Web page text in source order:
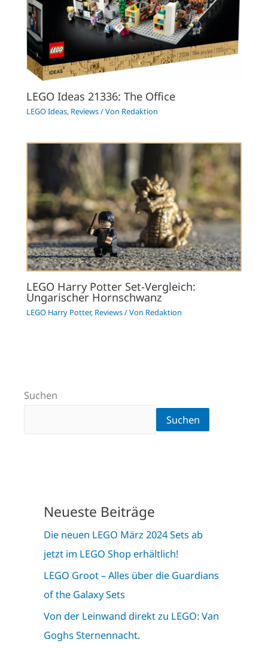
LEGO Ideas 21336: The Office
LEGO Ideas, Reviews/ Von Redaktion
LEGO Harry Potter Set-Vergleich:
Ungarischer Hornschwanz
LEGO Harry Potter, Reviews/ Von Redaktion
Suchen
Suchen
Neueste Beiträge
Die neuen LEGO März 2024 Sets ab
jetzt im LEGO Shop erhältlich!
LEGO Groot – Alles über die Guardians
of the Galaxy Sets
Von der Leinwand direkt zu LEGO: Van
Goghs Sternennacht.